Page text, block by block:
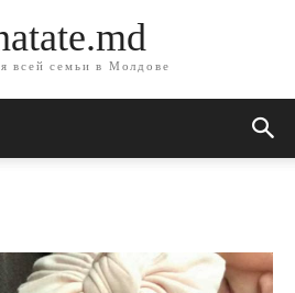
всей семьи в Молдове